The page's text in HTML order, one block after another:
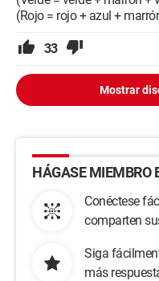
(Rojo = rojo + azul +
33
Mostrar
HÁGASE MIEMBRO
Conéctese
comparten
Siga
más